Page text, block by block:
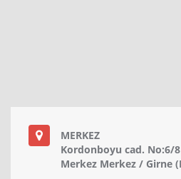
MERKEZ
Kordonboyu cad. No:6/8
Merkez Merkez / Girne